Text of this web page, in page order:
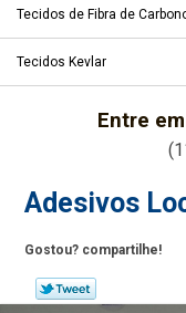
Tecidos de Fibra de
Tecidos Kevlar
Entre
Adesivos
Gostou? compartilhe!